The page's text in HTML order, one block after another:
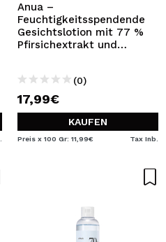
Anua –
Feuchtigkeitsspendende
Gesichtslotion mit 77 %
Pfirsichextrakt und
(0)
17,99€
KAUFEN
Preis x 100 Gr: 11,99€ Tax Inb.